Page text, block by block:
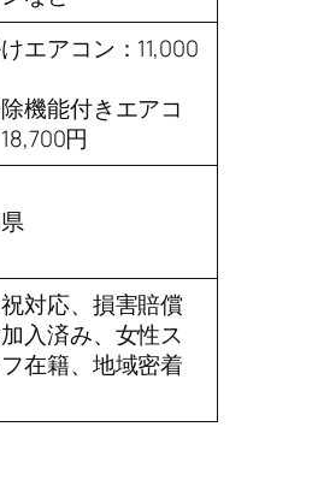
エアコン：11,000
機能付きエアコ
円
対応、損害賠償
入済み、女性ス
在籍、地域密着